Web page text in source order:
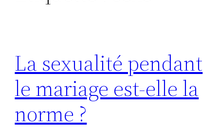
La sexualité pendant
le mariage est-elle la
norme ?